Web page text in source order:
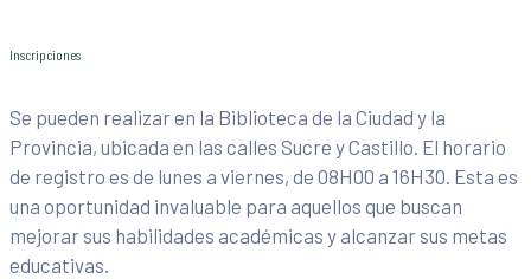
Inscripciones
Se pueden realizar en la Biblioteca de la Ciudad y la
Provincia, ubicada en las calles Sucre y Castillo. El horario
de registro es de lunes a viernes, de 08H00 a 16H30. Esta es
una oportunidad invaluable para aquellos que buscan
mejorar sus habilidades académicas y alcanzar sus metas
educativas.